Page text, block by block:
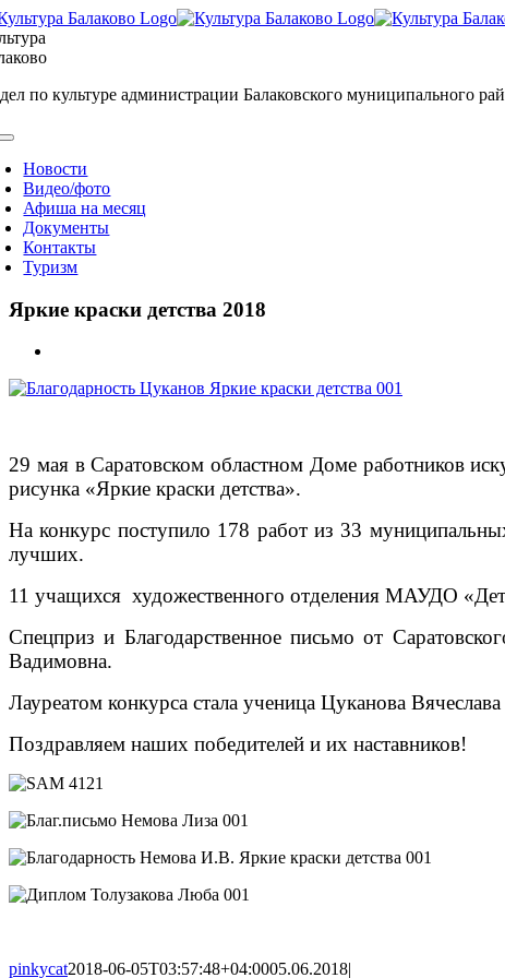
Skip
to
content
по культуре администрации Балаковского муниципального
Новости
Видео/фото
Афиша на месяц
Документы
Контакты
Туризм
Яркие краски детства 2018
Image
29 мая в Саратовском областном Доме работников
рисунка «Яркие краски детства».
На конкурс поступило 178 работ из 33
лучших.
11 учащихся художественного отделения МАУДО
Спецприз и Благодарственное письмо от
Вадимовна.
Лауреатом конкурса стала ученица Цуканова
Поздравляем наших победителей и их наставников!
pinkycat2018-06-05T03:57:48+04:0005.06.2018|